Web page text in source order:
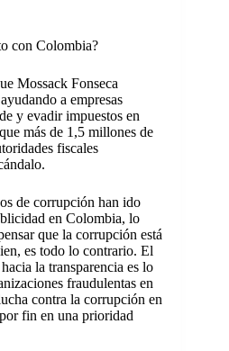
con Colombia?
Mossack Fonseca
a empresas
y evadir impuestos en
más de 1,5 millones de
fiscales
de corrupción han ido
en Colombia, lo
que la corrupción está
es todo lo contrario. El
la transparencia es lo
fraudulentas en
contra la corrupción en
fin en una prioridad